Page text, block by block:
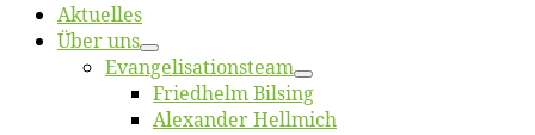
Ak­tu­el­les
Über uns
Evangelisa­tions­team
Fried­helm Bilsing
Alex­an­der Hellmich